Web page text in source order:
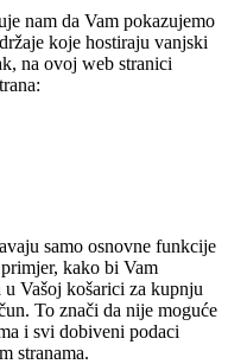
nam da Vam pokazujemo
koje hostiraju vanjski
na ovoj web stranici
samo osnovne funkcije
kako bi Vam
Vašoj košarici za kupnju
To znači da nije moguće
i svi dobiveni podaci
stranama.